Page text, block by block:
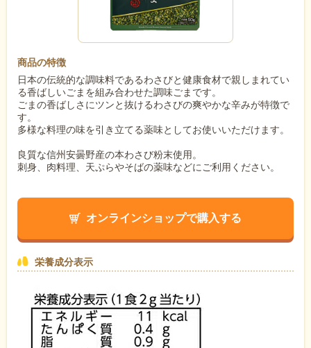
商品の特徴
日本の伝統的な調味料であるわさびと健康食材で親しまれてい
る香ばしいごまを組み合わせた調味ごまです。
ごまの香ばしさにツンと抜けるわさびの爽やかな辛みが特徴で
す。
多様な料理の味を引き立てる薬味としてお使いいただけます。
良質な信州安曇野産の本わさび粉末使用。
刺身、肉料理、天ぷらやそばの薬味などにご利用ください。
オンラインショップで購入する
栄養成分表示